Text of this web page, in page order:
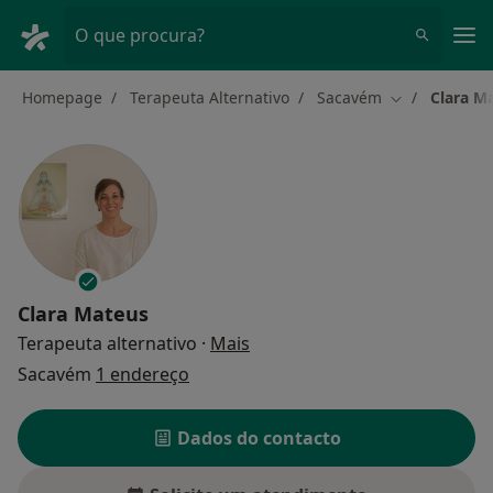
O que procura?
Homepage Terapeuta Alternativo Sacavém Mudar de
Clara
Clara Mateus
Terapeuta alternativo · Mais
Sacavém 1 endereço
Dados do contacto